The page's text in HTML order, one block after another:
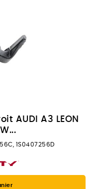
AUDI A3 LEON
1S0407256D